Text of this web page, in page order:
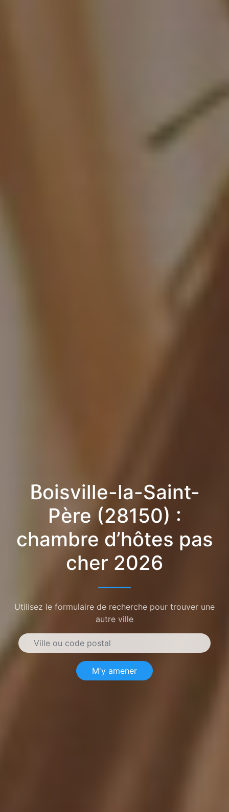
Boisville-la-Saint-
Père (28150) :
chambre d’hôtes pas
cher 2026
Utilisez le formulaire de recherche pour trouver une
autre ville
M'y amener